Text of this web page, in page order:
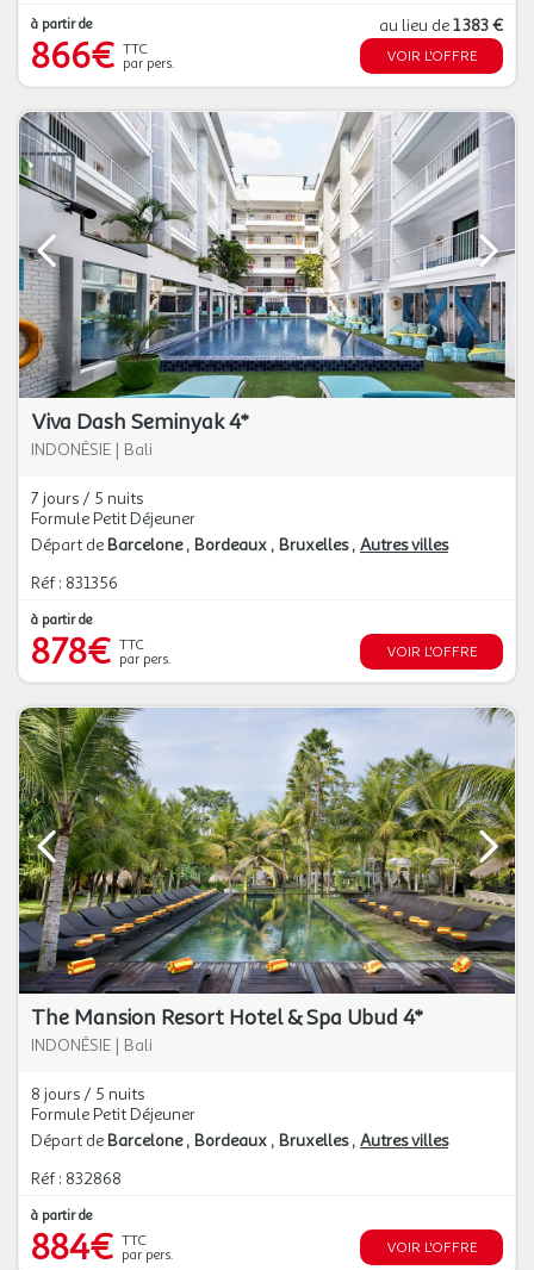
à partir de
866€ TTC
par pers.
au lieu de1 383 €
VOIR L'OFFRE
Viva Dash Seminyak 4*
INDONÉSIE | Bali
7 jours / 5 nuits
Formule Petit Déjeuner
Départ de Barcelone Bordeaux Bruxelles Autres villes
Réf : 831356
à partir de
878€ TTC
par pers.
VOIR L'OFFRE
The Mansion Resort Hotel & Spa Ubud 4*
INDONÉSIE | Bali
8 jours / 5 nuits
Formule Petit Déjeuner
Départ de Barcelone Bordeaux Bruxelles Autres villes
Réf : 832868
à partir de
884€ TTC
par pers.
VOIR L'OFFRE